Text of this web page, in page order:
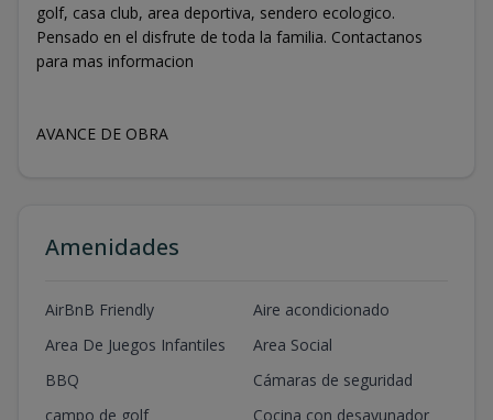
golf, casa club, area deportiva, sendero ecologico.
Pensado en el disfrute de toda la familia. Contactanos
para mas informacion
AVANCE DE OBRA
Amenidades
AirBnB Friendly
Aire acondicionado
Area De Juegos Infantiles
Area Social
BBQ
Cámaras de seguridad
campo de golf
Cocina con desayunador